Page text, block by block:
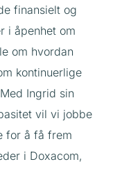
finansielt og
i åpenhet om
om hvordan
kontinuerlige
Ingrid sin
vil vi jobbe
for å få frem
i Doxacom,